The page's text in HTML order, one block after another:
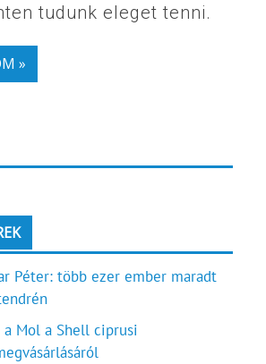
tudunk eleget tenni.
»
Péter: több ezer ember maradt
Mol a Shell ciprusi